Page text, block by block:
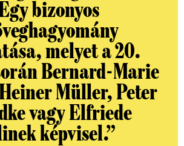
bizonyos
melyet a 20.
Bernard-Marie
Müller, Peter
vagy Elfriede
képvisel.”